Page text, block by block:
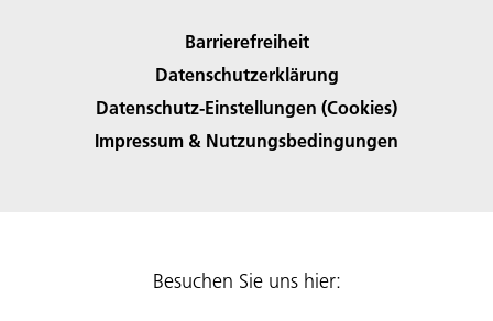
Barrierefreiheit
Datenschutzerklärung
Datenschutz-Einstellungen (Cookies)
Impressum & Nutzungsbedingungen
Besuchen Sie uns hier: